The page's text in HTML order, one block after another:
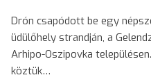
Drón csapódott be egy
üdülőhely strandján, a
Arhipo-Oszipovka
köztük…